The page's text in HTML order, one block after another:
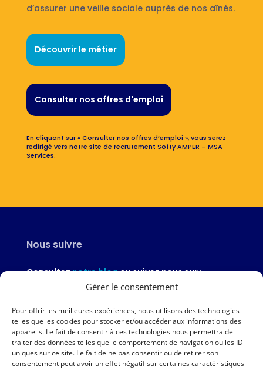
Gérer le consentement
Pour offrir les meilleures expériences, nous utilisons des technologies
telles que les cookies pour stocker et/ou accéder aux informations des
appareils. Le fait de consentir à ces technologies nous permettra de
traiter des données telles que le comportement de navigation ou les ID
uniques sur ce site. Le fait de ne pas consentir ou de retirer son
consentement peut avoir un effet négatif sur certaines caractéristiques
d’assurer une veille sociale auprès de nos aînés.
Découvrir le métier
Consulter nos offres d'emploi
En cliquant sur « Consulter nos offres d’emploi », vous serez
redirigé vers notre site de recrutement Softy AMPER – MSA
Services.
Nous suivre
Consulteznotre blogou suivez nous sur :
Nous contacter